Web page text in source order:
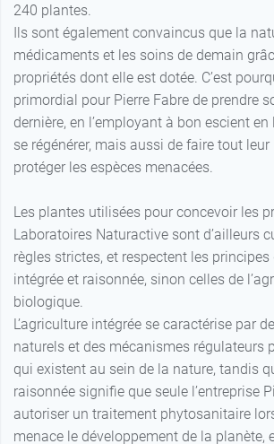
240 plantes.
Ils sont également convaincus que la
médicaments et les soins de demain
propriétés dont elle est dotée. C’est
primordial pour Pierre Fabre de prendre
dernière, en l’employant à bon escient
se régénérer, mais aussi de faire tout
protéger les espèces menacées.
Les plantes utilisées pour concevoir les
Laboratoires Naturactive sont d’ailleurs
règles strictes, et respectent les principes
intégrée et raisonnée, sinon celles de
biologique.
L’agriculture intégrée se caractérise par
naturels et des mécanismes régulateurs
qui existent au sein de la nature, tandis
raisonnée signifie que seule l’entreprise
autoriser un traitement phytosanitaire
menace le développement de la planète,